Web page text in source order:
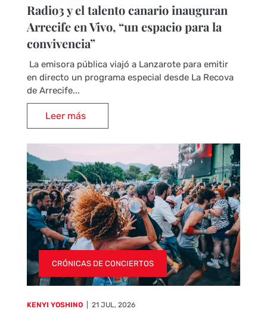
Radio3 y el talento canario inauguran
Arrecife en Vivo, “un espacio para la
convivencia”
La emisora pública viajó a Lanzarote para emitir
en directo un programa especial desde La Recova
de Arrecife...
Leer más
CRÓNICAS DE CONCIERTOS
KENYI YOSHINO 21 JUL, 2026